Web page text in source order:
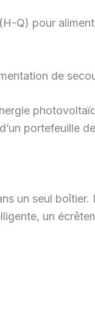
Q) pour
de
portefeuille
un seul
un